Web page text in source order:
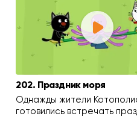
202. Праздник моря
Однажды жители
готовились встречать